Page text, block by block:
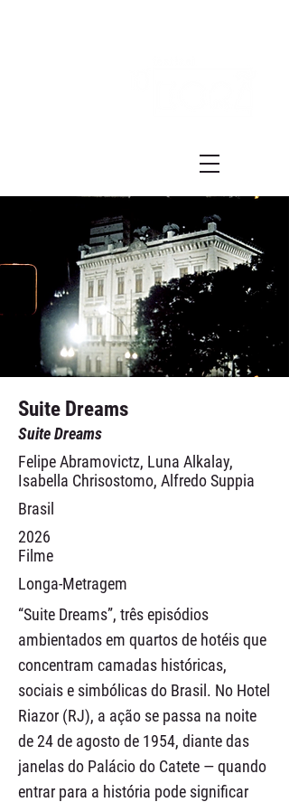
Suite Dreams
Suite Dreams
Felipe Abramovictz, Luna Alkalay,
Isabella Chrisostomo, Alfredo Suppia
Brasil
2026
Filme
Longa-Metragem
“Suite Dreams”, três episódios
ambientados em quartos de hotéis que
concentram camadas históricas,
sociais e simbólicas do Brasil. No Hotel
Riazor (RJ), a ação se passa na noite
de 24 de agosto de 1954, diante das
janelas do Palácio do Catete — quando
entrar para a história pode significar